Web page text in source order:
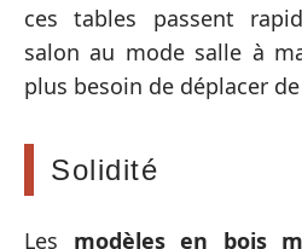
ces tables passent
salon au mode salle à
plus besoin de déplacer
Solidité
Les modèles en bois